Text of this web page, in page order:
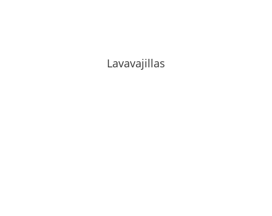
Lavavajillas